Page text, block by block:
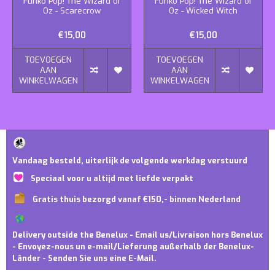
Oz - Scarecrow
€15,00
TOEVOEGEN
AAN
WINKELWAGEN
Oz - Wicked Witch
€15,00
TOEVOEGEN
AAN
WINKELWAGEN
Vandaag besteld, uiterlijk de volgende werkdag verstuurd
Speciaal voor u altijd met liefde verpakt
Gratis thuis bezorgd vanaf €150,- binnen Nederland
Delivery outside the Benelux - Email us/Livraison hors Benelux
- Envoyez-nous un e-mail/Lieferung außerhalb der Benelux-
Länder - Senden Sie uns eine E-Mail.